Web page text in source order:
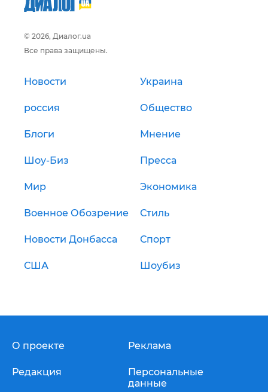
© 2026, Диалог.ua
Все права защищены.
Новости Украина
россия Общество
Блоги Мнение
Шоу-Биз Пресса
Мир Экономика
Военное Обозрение Стиль
Новости Донбасса Спорт
США Шоубиз
О проекте
Редакция
Реклама
Персональные
данные